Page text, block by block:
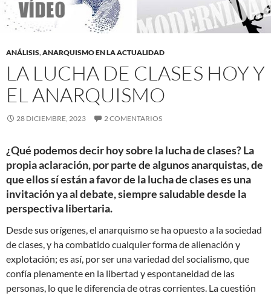
ANÁLISIS,ANARQUISMO EN LA ACTUALIDAD
LA LUCHA DE CLASES HOY Y
EL ANARQUISMO
28 DICIEMBRE, 2023 2 COMENTARIOS
¿Qué podemos decir hoy sobre la lucha de clases? La
propia aclaración, por parte de algunos anarquistas, de
que ellos sí están a favor de la lucha de clases es una
invitación ya al debate, siempre saludable desde la
perspectiva libertaria.
Desde sus orígenes, el anarquismo se ha opuesto a la sociedad
de clases, y ha combatido cualquier forma de alienación y
explotación; es así, por ser una variedad del socialismo, que
confía plenamente en la libertad y espontaneidad de las
personas, lo que le diferencia de otras corrientes. La cuestión